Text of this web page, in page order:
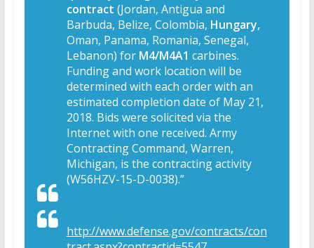
contract (Jordan, Antigua and
Barbuda, Belize, Colombia, Hungary,
Oman, Panama, Romania, Senegal,
Lebanon) for M4/M4A1 carbines.
Funding and work location will be
determined with each order with an
estimated completion date of May 21,
2018. Bids were solicited via the
Internet with one received. Army
Contracting Command, Warren,
Michigan, is the contracting activity
(W56HZV-15-D-0038).”
http://www.defense.gov/contracts/con